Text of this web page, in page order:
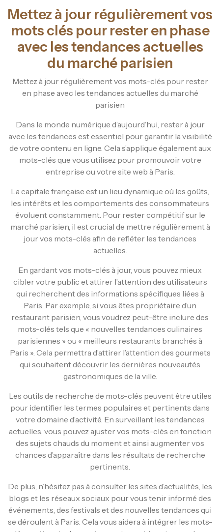
Mettez à jour régulièrement vos
mots clés pour rester en phase
avec les tendances actuelles
du marché parisien
Mettez à jour régulièrement vos mots-clés pour rester
en phase avec les tendances actuelles du marché
parisien
Dans le monde numérique d’aujourd’hui, rester à jour
avec les tendances est essentiel pour garantir la visibilité
de votre contenu en ligne. Cela s’applique également aux
mots-clés que vous utilisez pour promouvoir votre
entreprise ou votre site web à Paris.
La capitale française est un lieu dynamique où les goûts,
les intérêts et les comportements des consommateurs
évoluent constamment. Pour rester compétitif sur le
marché parisien, il est crucial de mettre régulièrement à
jour vos mots-clés afin de refléter les tendances
actuelles.
En gardant vos mots-clés à jour, vous pouvez mieux
cibler votre public et attirer l’attention des utilisateurs
qui recherchent des informations spécifiques liées à
Paris. Par exemple, si vous êtes propriétaire d’un
restaurant parisien, vous voudrez peut-être inclure des
mots-clés tels que « nouvelles tendances culinaires
parisiennes » ou « meilleurs restaurants branchés à
Paris ». Cela permettra d’attirer l’attention des gourmets
qui souhaitent découvrir les dernières nouveautés
gastronomiques de la ville.
Les outils de recherche de mots-clés peuvent être utiles
pour identifier les termes populaires et pertinents dans
votre domaine d’activité. En surveillant les tendances
actuelles, vous pouvez ajuster vos mots-clés en fonction
des sujets chauds du moment et ainsi augmenter vos
chances d’apparaître dans les résultats de recherche
pertinents.
De plus, n’hésitez pas à consulter les sites d’actualités, les
blogs et les réseaux sociaux pour vous tenir informé des
événements, des festivals et des nouvelles tendances qui
se déroulent à Paris. Cela vous aidera à intégrer les mots-